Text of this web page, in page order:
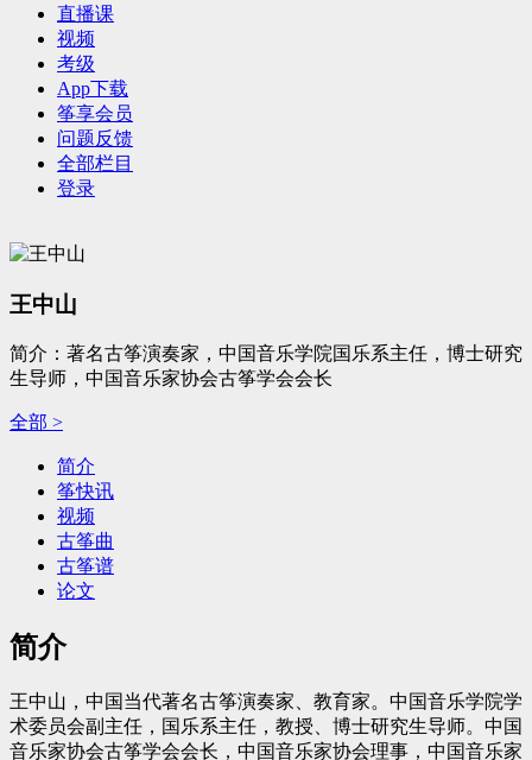
直播课
视频
考级
App下载
筝享会员
问题反馈
全部栏目
登录
王中山
简介：著名古筝演奏家，中国音乐学院国乐系主任，博士研究
生导师，中国音乐家协会古筝学会会长
全部 >
简介
筝快讯
视频
古筝曲
古筝谱
论文
简介
王中山，中国当代著名古筝演奏家、教育家。中国音乐学院学
术委员会副主任，国乐系主任，教授、博士研究生导师。中国
音乐家协会古筝学会会长，中国音乐家协会理事，中国音乐家